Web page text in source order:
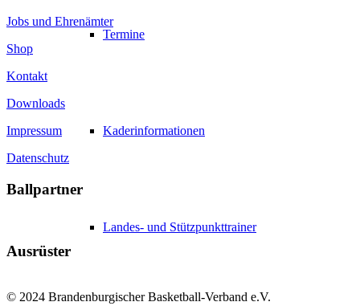
Termine
Kaderinformationen
Landes- und Stützpunkttrainer
Jobs und Ehrenämter
Shop
Kontakt
Downloads
Impressum
Datenschutz
Ballpartner
Ausrüster
© 2024 Brandenburgischer Basketball-Verband e.V.